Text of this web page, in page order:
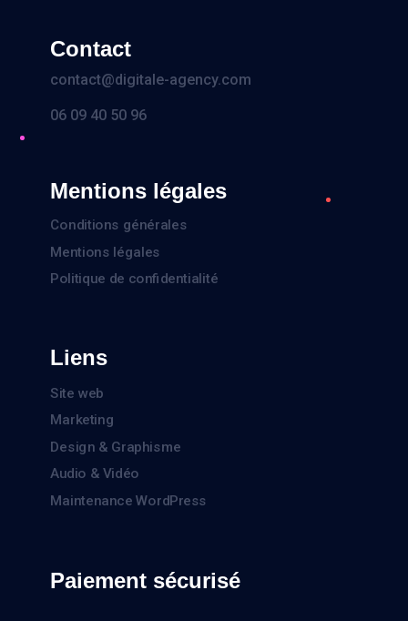
Contact
contact@digitale-agency.com
06 09 40 50 96
Mentions légales
Conditions générales
Mentions légales
Politique de confidentialité
Liens
Site web
Marketing
Design & Graphisme
Audio & Vidéo
Maintenance WordPress
Paiement sécurisé